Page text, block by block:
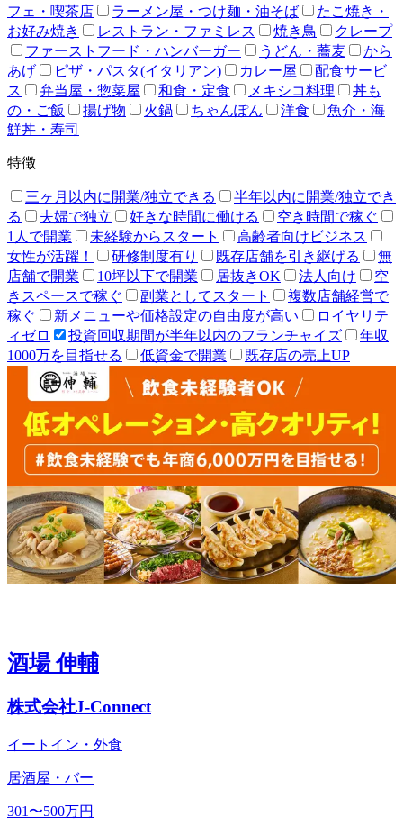
フェ・喫茶店
ラーメン屋・つけ麺・油そば
たこ焼き・
お好み焼き
レストラン・ファミレス 焼き鳥
クレープ
ファーストフード・ハンバーガー
うどん・蕎麦
から
あげ
ピザ・パスタ(イタリアン) カレー屋
配食サービ
ス
弁当屋・惣菜屋 和食・定食 メキシコ料理
丼も
の・ご飯
揚げ物 火鍋 ちゃんぽん 洋食
魚介・海
鮮丼・寿司
特徴
三ヶ月以内に開業/独立できる
半年以内に開業/独立でき
る
夫婦で独立 好きな時間に働ける
空き時間で稼ぐ
1人で開業
未経験からスタート
高齢者向けビジネス
女性が活躍！
研修制度有り 既存店舗を引き継げる
無
店舗で開業
10坪以下で開業 居抜きOK 法人向け
空
きスペースで稼ぐ
副業としてスタート
複数店舗経営で
稼ぐ
新メニューや価格設定の自由度が高い
ロイヤリテ
ィゼロ
投資回収期間が半年以内のフランチャイズ
年収
1000万を目指せる
低資金で開業 既存店の売上UP
酒場 伸輔
株式会社J-Connect
イートイン・外食
居酒屋・バー
301〜500万円